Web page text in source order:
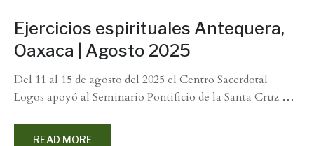
Ejercicios espirituales Antequera,
Oaxaca | Agosto 2025
Del 11 al 15 de agosto del 2025 el Centro Sacerdotal
Logos apoyó al Seminario Pontificio de la Santa Cruz …
READ MORE